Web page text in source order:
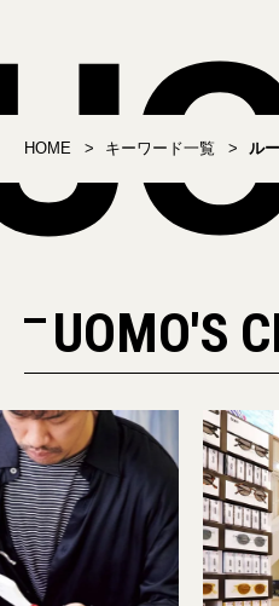
HOME キーワード一覧 ル
UOMO'S